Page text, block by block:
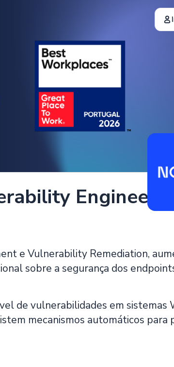
Engineer
e Vulnerability Remediation,
sobre a segurança dos
de vulnerabilidades em sistemas
mecanismos automáticos para